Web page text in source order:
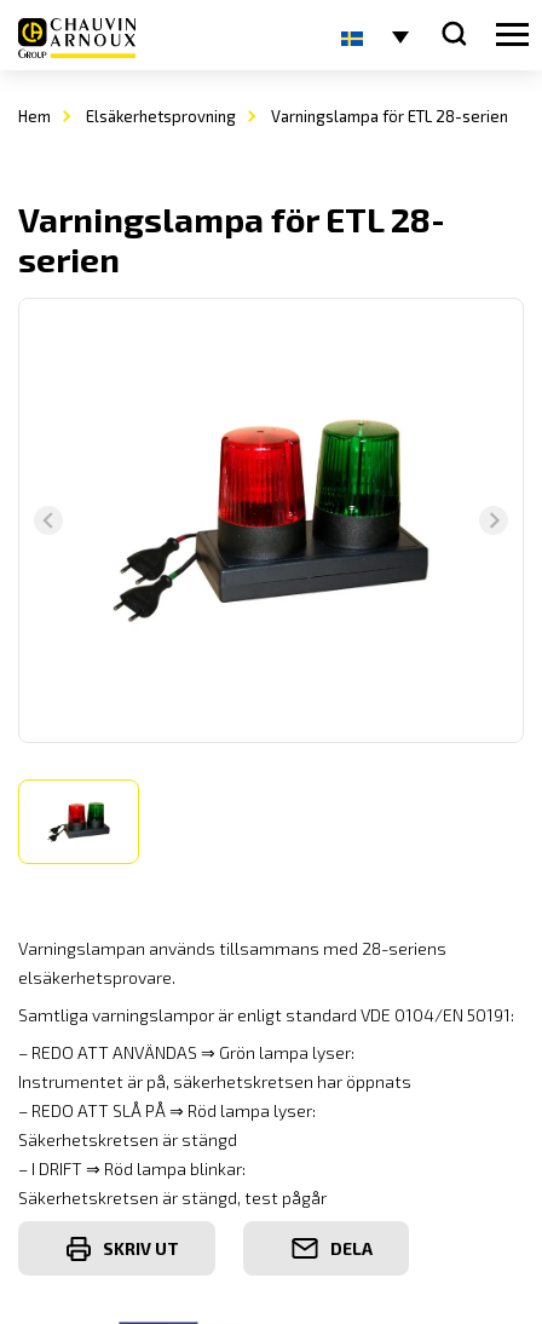
Hem Elsäkerhetsprovning Varningslampa för ETL 28-serien
Varningslampa för ETL 28-
serien
Varningslampan används tillsammans med 28-seriens
elsäkerhetsprovare.
Samtliga varningslampor är enligt standard VDE 0104/EN 50191:
– REDO ATT ANVÄNDAS ⇒ Grön lampa lyser:
Instrumentet är på, säkerhetskretsen har öppnats
– REDO ATT SLÅ PÅ ⇒ Röd lampa lyser:
Säkerhetskretsen är stängd
– I DRIFT ⇒ Röd lampa blinkar:
Säkerhetskretsen är stängd, test pågår
SKRIV UT DELA